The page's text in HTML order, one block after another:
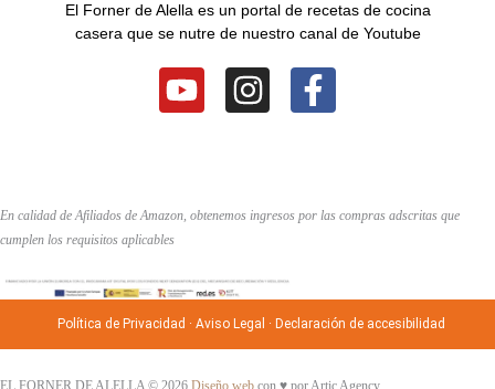
El Forner de Alella es un portal de recetas de cocina
casera que se nutre de nuestro canal de Youtube
Y
o
u
e
I
n
a
r
a
m
F
a
b
k
-
En calidad de Afiliados de Amazon, obtenemos ingresos por las compras adscritas que
cumplen los requisitos aplicables
Política de Privacidad · Aviso Legal · Declaración de accesibilidad
EL FORNER DE ALELLA © 2026 Diseño web con ♥️ por Artic Agency